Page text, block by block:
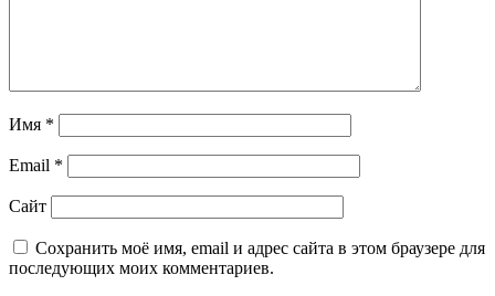
Имя *
Email *
Сайт
Сохранить моё имя, email и адрес сайта в этом браузере для
последующих моих комментариев.